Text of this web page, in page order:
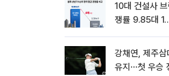
10대 건설사
쟁률 9.85대
강채연, 제주
유지⋯첫 우승